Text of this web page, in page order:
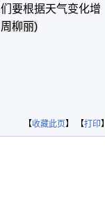
要根据天气变化增
周柳丽)
【收藏此页】 【打印】